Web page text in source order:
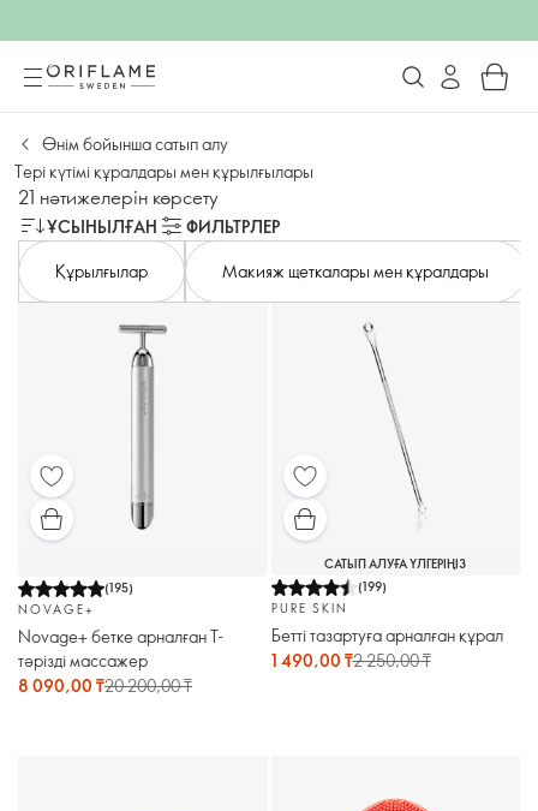
Өнім бойынша сатып алу
Тері күтімі құралдары мен құрылғылары
21 нәтижелерін көрсету
ҰСЫНЫЛҒАН
ФИЛЬТРЛЕР
Құрылғылар
Макияж щеткалары мен құралдары
(195)
NOVAGE+
Novage+ бетке арналған Т-
тәрізді массажер
8 090,00 ₸20 200,00 ₸
САТЫП АЛУҒА ҮЛГЕРІҢІЗ
(199)
PURE SKIN
Бетті тазартуға арналған құрал
1 490,00 ₸2 250,00 ₸